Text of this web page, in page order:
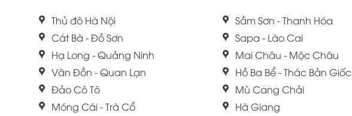
Thủ đô Hà Nội
Cát Bà - Đồ Sơn
Hạ Long - Quảng Ninh
Vân Đồn - Quan Lạn
Đảo Cô Tô
Móng Cái - Trà Cổ
Sầm Sơn - Thanh Hóa
Sapa - Lào Cai
Mai Châu - Mộc Châu
Hồ Ba Bể - Thác Bản Giốc
Mù Cang Chải
Hà Giang